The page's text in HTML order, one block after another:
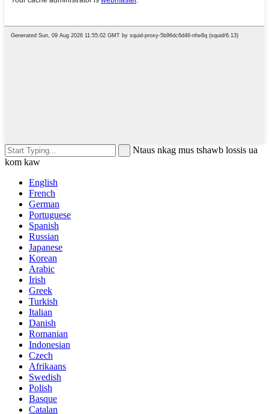
Ntaus nkag mus tshawb lossis ua
kom kaw
English
French
German
Portuguese
Spanish
Russian
Japanese
Korean
Arabic
Irish
Greek
Turkish
Italian
Danish
Romanian
Indonesian
Czech
Afrikaans
Swedish
Polish
Basque
Catalan